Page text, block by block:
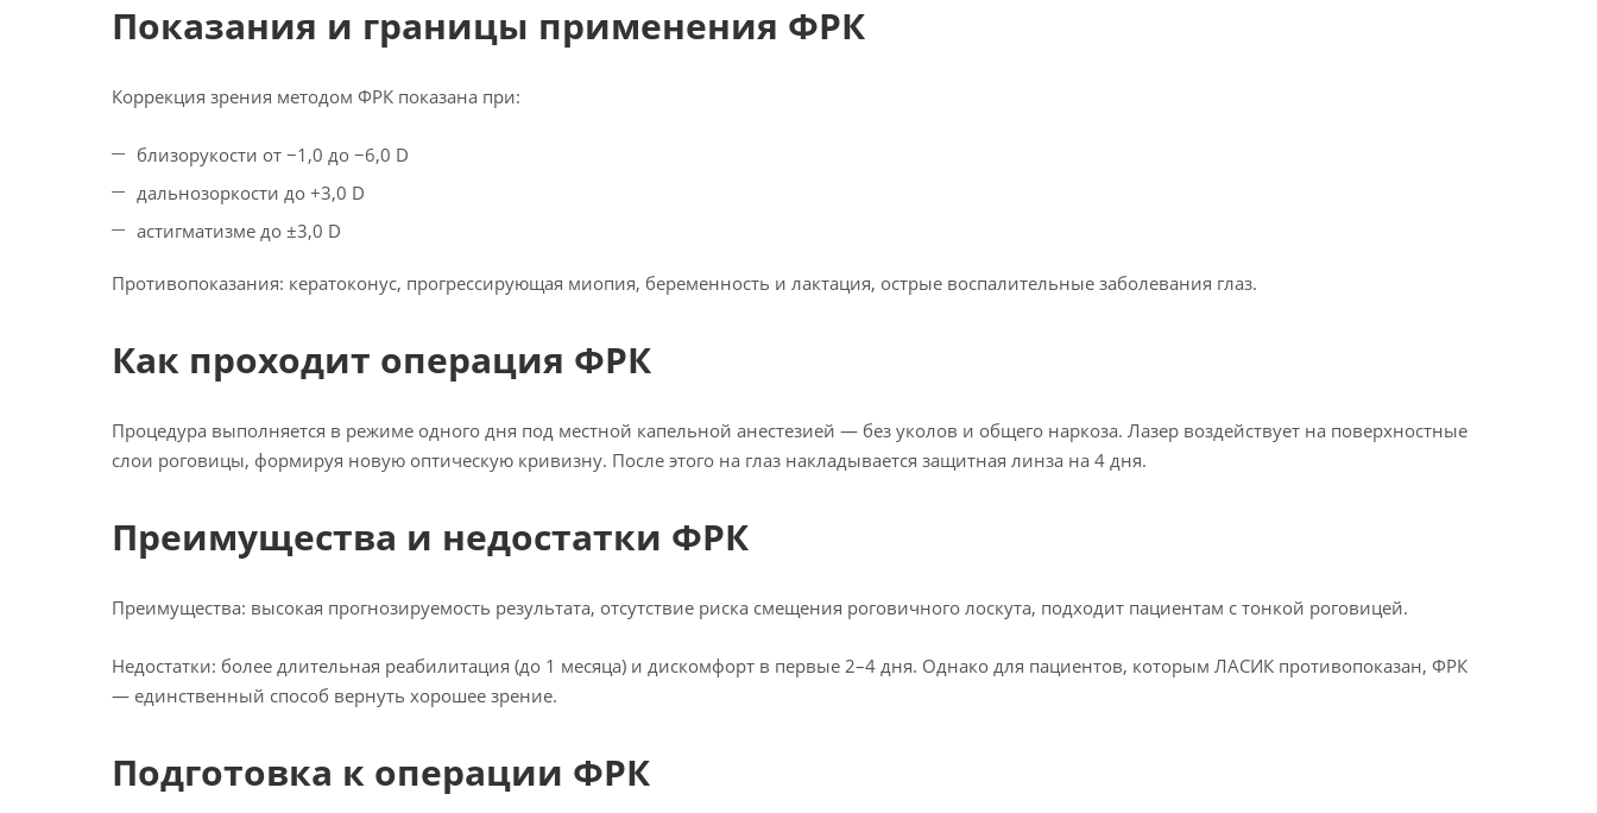
Показания и границы применения ФРК
Коррекция зрения методом ФРК показана при:
близорукости от −1,0 до −6,0 D
дальнозоркости до +3,0 D
астигматизме до ±3,0 D
Противопоказания: кератоконус, прогрессирующая миопия, беременность и лактация, острые воспалительные заболевания глаз.
Как проходит операция ФРК
Процедура выполняется в режиме одного дня под местной капельной анестезией — без уколов и общего наркоза. Лазер воздействует на поверхностные
слои роговицы, формируя новую оптическую кривизну. После этого на глаз накладывается защитная линза на 4 дня.
Преимущества и недостатки ФРК
Преимущества: высокая прогнозируемость результата, отсутствие риска смещения роговичного лоскута, подходит пациентам с тонкой роговицей.
Недостатки: более длительная реабилитация (до 1 месяца) и дискомфорт в первые 2–4 дня. Однако для пациентов, которым ЛАСИК противопоказан, ФРК
— единственный способ вернуть хорошее зрение.
Подготовка к операции ФРК